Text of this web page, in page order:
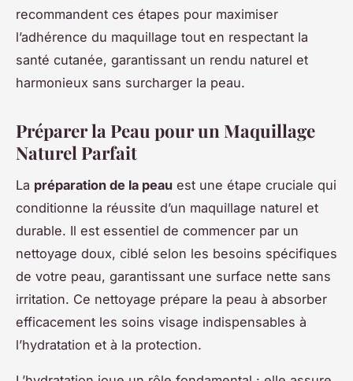
recommandent ces étapes pour maximiser
l’adhérence du maquillage tout en respectant la
santé cutanée, garantissant un rendu naturel et
harmonieux sans surcharger la peau.
Préparer la Peau pour un Maquillage
Naturel Parfait
La préparation de la peau est une étape cruciale qui
conditionne la réussite d’un maquillage naturel et
durable. Il est essentiel de commencer par un
nettoyage doux, ciblé selon les besoins spécifiques
de votre peau, garantissant une surface nette sans
irritation. Ce nettoyage prépare la peau à absorber
efficacement les soins visage indispensables à
l’hydratation et à la protection.